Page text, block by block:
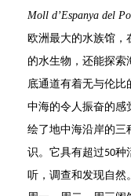
Moll d’Espanya del
欧洲最大的水族馆，
的水生物 ，还能探索
底通道有着无与伦比
中海的令人振奋的感
绘了地中海沿岸的三
识。它具有超过50种
听，调查和发现自然。